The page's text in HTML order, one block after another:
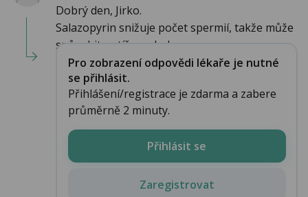
Dobrý den, Jirko.
Salazopyrin snižuje počet spermií, takže může
spůsobit potíže s plodnos...
Pro zobrazení odpovědi lékaře je nutné
se přihlásit.
Přihlášení/registrace je zdarma a zabere
průměrně 2 minuty.
Přihlásit se
Zaregistrovat